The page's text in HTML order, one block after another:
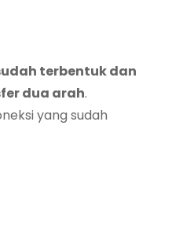
terbentuk dan
dua arah.
yang sudah